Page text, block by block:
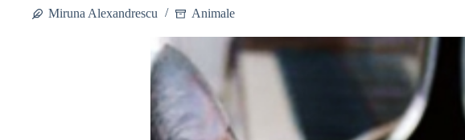
Miruna Alexandrescu Animale